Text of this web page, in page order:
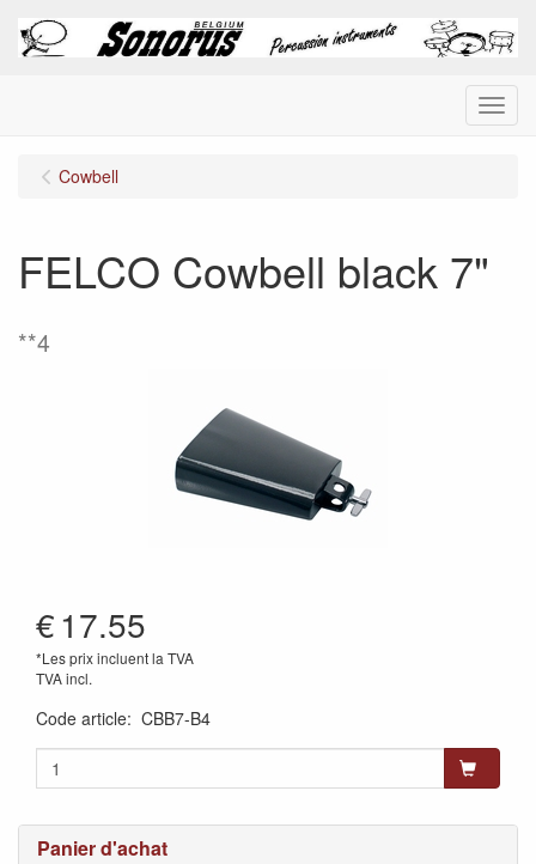
Menu
Panier d'achat
Cowbell
FELCO Cowbell black 7"
**4
€17.55
*Les prix incluent la TVA
TVA incl.
Code article: CBB7-B4